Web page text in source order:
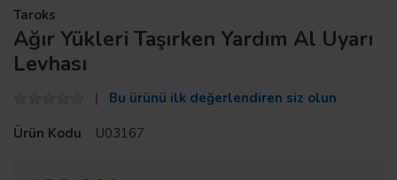
Taroks
Ağır Yükleri Taşırken Yardım Al Uyarı
Levhası
Bu ürünü ilk değerlendiren siz olun
Ürün Kodu
U03167